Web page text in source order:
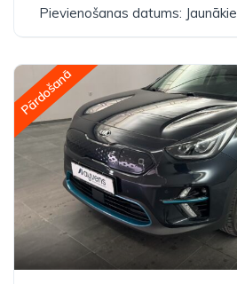
Pievienošanas datums: Jaunākie
Pārdošanā